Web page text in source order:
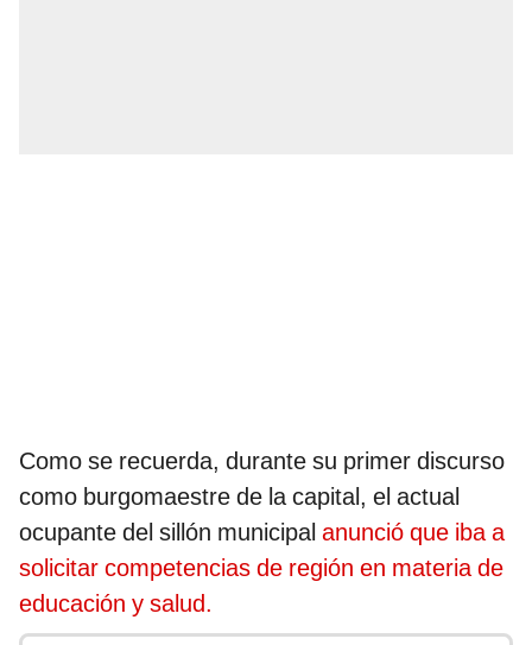
Como se recuerda, durante su primer discurso
como burgomaestre de la capital, el actual
ocupante del sillón municipal anunció que iba a
solicitar competencias de región en materia de
educación y salud.